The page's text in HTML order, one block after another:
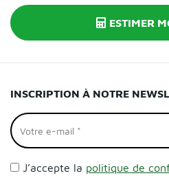
ESTIMER
INSCRIPTION À NOTRE
J’accepte la politique de